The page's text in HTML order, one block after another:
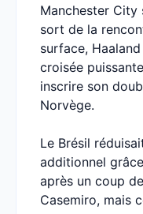
Manchester
sort de la
surface,
croisée
inscrire son
Norvège.
Le Brésil
additionnel
après un coup
Casemiro, mais